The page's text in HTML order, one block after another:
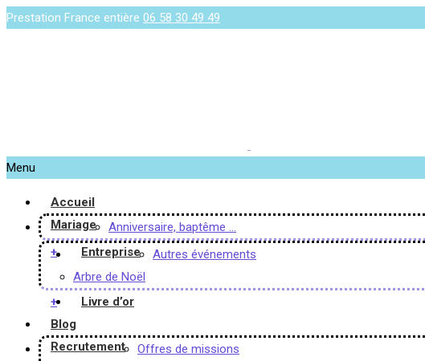
Prestation France entière 06 58 30 49 49
Menu
Accueil
Mariage
Anniversaire, baptême …
+
Entreprise
Autres événements
Arbre de Noël
+
Livre d’or
Blog
Recrutement
Offres de missions